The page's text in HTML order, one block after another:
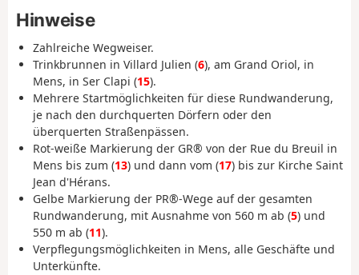
Hinweise
Zahlreiche Wegweiser.
Trinkbrunnen in Villard Julien (6), am Grand Oriol, in
Mens, in Ser Clapi (15).
Mehrere Startmöglichkeiten für diese Rundwanderung,
je nach den durchquerten Dörfern oder den
überquerten Straßenpässen.
Rot-weiße Markierung der GR® von der Rue du Breuil in
Mens bis zum (13) und dann vom (17) bis zur Kirche Saint
Jean d'Hérans.
Gelbe Markierung der PR®-Wege auf der gesamten
Rundwanderung, mit Ausnahme von 560 m ab (5) und
550 m ab (11).
Verpflegungsmöglichkeiten in Mens, alle Geschäfte und
Unterkünfte.